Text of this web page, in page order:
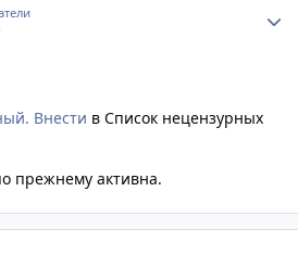
Внести в Список нецензурных
прежнему активна.